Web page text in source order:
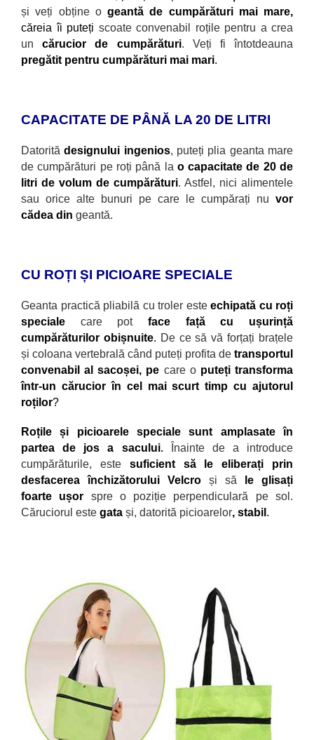
și veți obține o geantă de cumpărături mai mare,
căreiaîi puteți scoate convenabil roțile pentru a crea
uncărucior de cumpărături. Veți fi întotdeauna
pregătit pentru cumpărături mai mari.
CAPACITATE DE PÂNĂ LA 20 DE LITRI
Datoritădesignului ingenios, puteți plia geanta mare
de cumpărături pe roți până la o capacitate de 20 de
litri de volum de cumpărături. Astfel, nici alimentele
sau orice alte bunuri pe care le cumpărați nu vor
cădea din geantă.
CU ROȚI ȘI PICIOARE SPECIALE
Geanta practică pliabilă cu troler este echipată cu roți
speciale care potface față cu ușurință
cumpărăturilor obișnuite. De ce să vă forțați brațele
și coloana vertebrală când puteți profita de transportul
convenabil al sacoșei, pe care o puteți transforma
într-un cărucior în cel mai scurt timp cu ajutorul
roților?
Roțile și picioarele speciale sunt amplasateîn
partea de jos a sacului.
Înainte de a introduce
cumpărăturile, este suficient să le eliberați prin
desfacerea închizătorului Velcro și să
le glisați
foarte ușor spre o poziție perpendiculară pe sol.
Căruciorul este gata și, datorită picioarelor, stabil .